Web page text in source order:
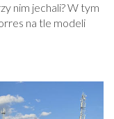
nim jechali? W tym
na tle modeli